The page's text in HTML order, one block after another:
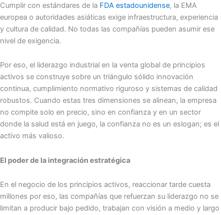
Cumplir con estándares de la FDA estadounidense, la EMA
europea o autoridades asiáticas exige infraestructura, experiencia
y cultura de calidad. No todas las compañías pueden asumir ese
nivel de exigencia.
Por eso, el liderazgo industrial en la venta global de principios
activos se construye sobre un triángulo sólido innovación
continua, cumplimiento normativo riguroso y sistemas de calidad
robustos. Cuando estas tres dimensiones se alinean, la empresa
no compite solo en precio, sino en confianza y en un sector
donde la salud está en juego, la confianza no es un eslogan; es el
activo más valioso.
El poder de la integración estratégica
En el negocio de los principios activos, reaccionar tarde cuesta
millones por eso, las compañías que refuerzan su liderazgo no se
limitan a producir bajo pedido, trabajan con visión a medio y largo